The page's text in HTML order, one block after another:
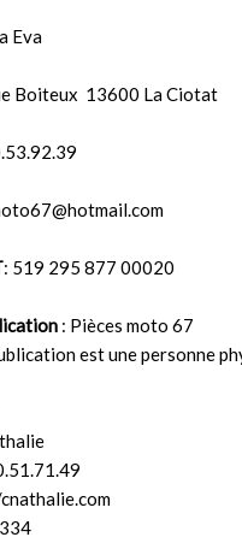
Eva
Boiteux 13600 La Ciotat
: 519 295 877 00020
: Pièces moto 67
est une personne